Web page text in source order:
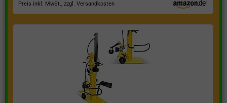
Preis inkl. MwSt., zzgl. Versandkosten